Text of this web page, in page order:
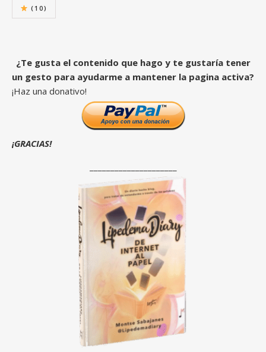
(10)
¿Te gusta el contenido que hago y te gustaría tener
un gesto para ayudarme a mantener la pagina activa?
¡Haz una donativo!
¡GRACIAS!